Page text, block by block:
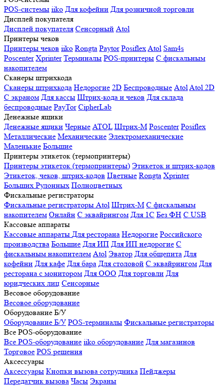
POS-системы iiko Для кофейни Для розничной торговли
Дисплей покупателя
Дисплей покупателя Сенсорный Atol
Принтеры чеков
Принтеры чеков iiko Rongta Paytor PosiflexAtol Sam4s
Poscenter Xprinter Терминалы POS-принтеры С фискальным
накопителем
Сканеры штрихкода
Сканеры штрихкода Недорогие 2D Беспроводные AtolAtol 2D
С экраном Для кассы Штрих-кода и чеков Для склада
беспроводные PayTor CipherLab
Денежные ящики
Денежные ящики Черные ATOL Штрих-М Poscenter Posiflex
Металлические Механические Электромеханические
Маленькие Большие
Принтеры этикеток (термопринтеры)
Принтеры этикеток (термопринтеры) Этикеток и штрих-кодов
Этикеток, чеков, штрих-кодов Цветные Rongta Xprinter
Больших Рулонных Полноцветных
Фискальные регистраторы
Фискальные регистраторы Atol Штрих-М С фискальным
накопителем Онлайн С эквайрингом Для 1С Без ФН С USB
Кассовые аппараты
Кассовые аппараты Для ресторана Недорогие Российского
производства Большие Для ИП Для ИП недорогие С
фискальным накопителем Atol Эватор Для общепита Для
кофейни Для кафе Для бара Для столовой С эквайрингом Для
ресторана с монитором Для ООО Для торговли Для
юридческих лиц Сенсорные
Весовое оборудование
Весовое оборудование
Оборудование Б/У
Оборудование Б/У POS-терминалы Фискальные регистраторы
Все POS-оборудование
Все POS-оборудование iiko оборудование Для магазинов
Торговое POS решения
Аксессуары
Аксессуары Кнопки вызова сотрудника Пейджеры
Передатчик вызова Часы Экраны